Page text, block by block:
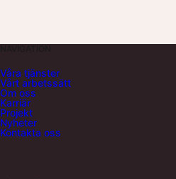
Våra tjänster
Vårt arbetssätt
Om oss
Karriär
Projekt
Nyheter
Kontakta oss